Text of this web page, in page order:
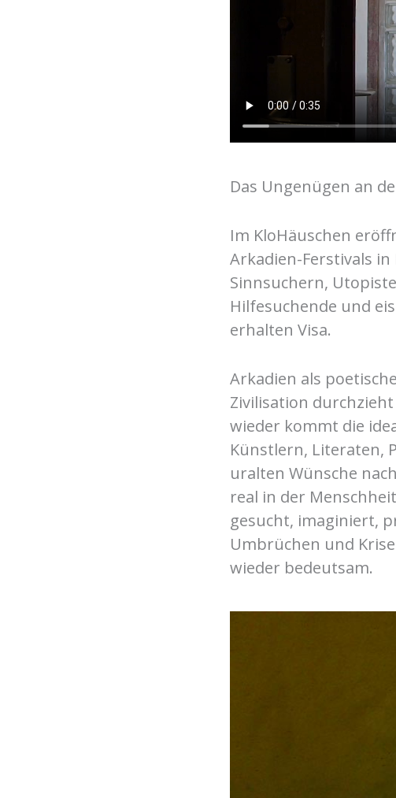
Das Ungenügen an
Im KloHäuschen
Arkadien-Ferstivals
Sinnsuchern,
Hilfesuchende und
erhalten Visa.
Arkadien als
Zivilisation
wieder kommt die
Künstlern, Literaten,
uralten Wünsche
real in der
gesucht, imaginiert,
Umbrüchen und
wieder bedeutsam.